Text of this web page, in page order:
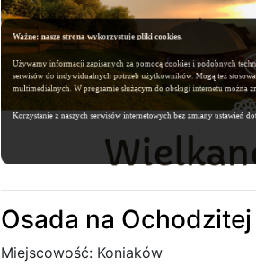
Osada na
Miejscowość: Koniaków